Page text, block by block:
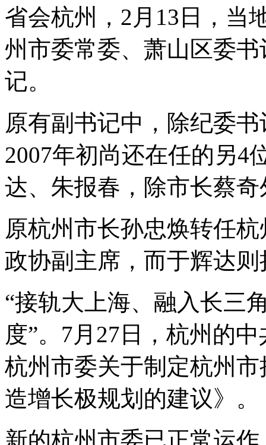
省会杭州，2月13日，当
州市委常委、萧山区委
记。
原有副书记中，除纪委
2007年初尚还在任的另4
达、朱报春，除市长蔡
原杭州市长孙忠焕转任
政协副主席，而于辉达
“接轨大上海、融入长三
度”。7月27日，杭州的
杭州市委关于制定杭州
造增长极规划的建议》。
新的杭州市委已正常运